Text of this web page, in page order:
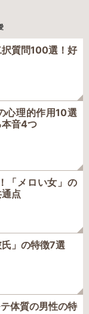
質問100選！好
心理的作用10選
本音4つ
「メロい女」の
点
」の特徴7選
体質の男性の特